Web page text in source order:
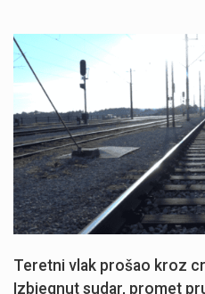
Teretni vlak prošao kroz
Izbjegnut sudar, promet